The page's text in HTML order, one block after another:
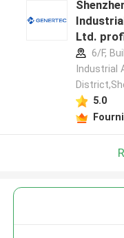
Ltd.
6/F,
Industrial
5.0